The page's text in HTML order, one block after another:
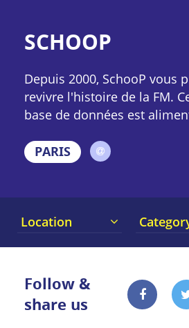
SCHOOP
Depuis 2000, SchooP vous
revivre l'histoire de la FM.
base de données est
Totalement gratuit et non
SchooP est le carrefour de
PARIS
Location
Follow &
share us